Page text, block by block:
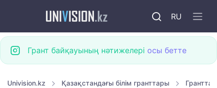
RU
Грант байқауының нәтижелері осы бетте
Univision.kz Қазақстандағы білім гранттары